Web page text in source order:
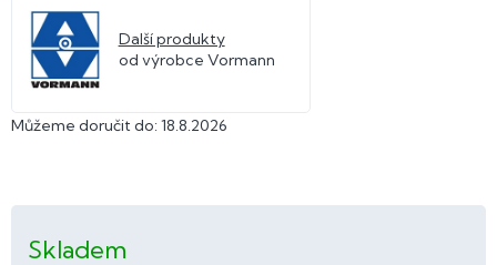
Můžeme doručit do: 18.8.2026
Skladem
Další produkty
od výrobce Vormann